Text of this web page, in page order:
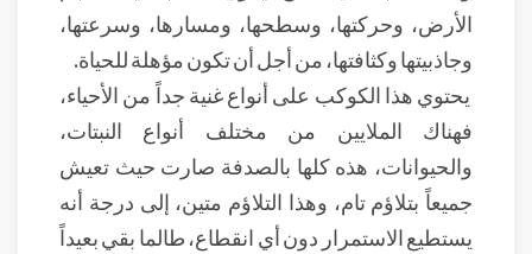
الأرض، وحركتها، وسطحها، ومسارها، وسرعتها،
وجاذبيتها وكثافتها، من أجل أن تكون مؤهلة للحياة.
يحتوي هذا الكوكب على أنواع غنية جداً من الأحياء،
فهناك الملايين من مختلف أنواع النبتات،
والحيوانات، هذه كلها بالصدفة صارت حيث تعيش
جميعاً بتلاؤم تام، وهذا التلاؤم متين، إلى درجة أنه
يستطيع الاستمرار دون أي انقطاع، طالما بقي بعيداً